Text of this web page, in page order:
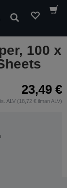
Hae
100 x
23,49 €
ALV (18,72 € ilman ALV)